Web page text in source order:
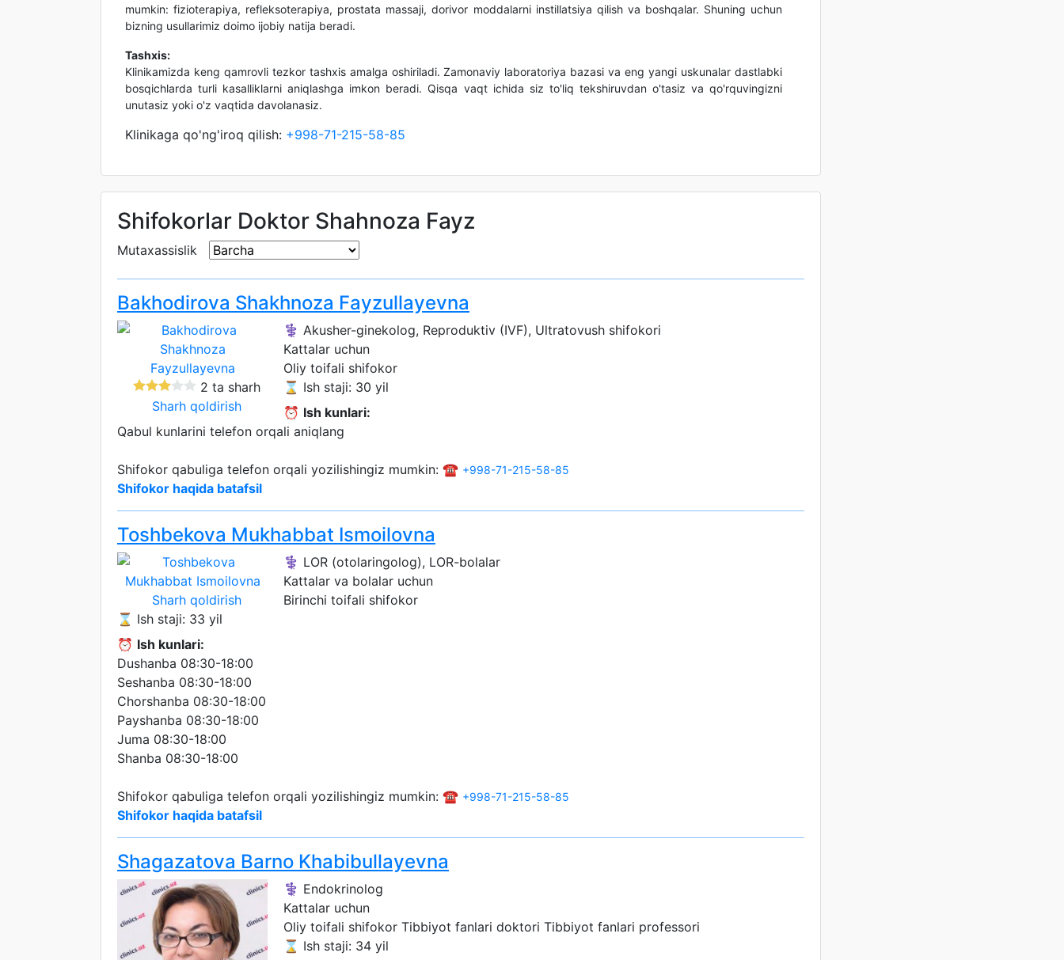
mumkin: fizioterapiya, refleksoterapiya, prostata massaji, dorivor moddalarni instillatsiya qilish va boshqalar. Shuning uchun
bizning usullarimiz doimo ijobiy natija beradi.
Tashxis:
Klinikamizda keng qamrovli tezkor tashxis amalga oshiriladi. Zamonaviy laboratoriya bazasi va eng yangi uskunalar dastlabki
bosqichlarda turli kasalliklarni aniqlashga imkon beradi. Qisqa vaqt ichida siz to'liq tekshiruvdan o'tasiz va qo'rquvingizni
unutasiz yoki o'z vaqtida davolanasiz.
Klinikaga qo'ng'iroq qilish: +998-71-215-58-85
Shifokorlar Doktor Shahnoza Fayz
Mutaxassislik
Bakhodirova Shakhnoza Fayzullayevna
2 ta sharh
Sharh qoldirish
⚕️ Akusher-ginekolog, Reproduktiv (IVF), Ultratovush shifokori
Kattalar uchun
Oliy toifali shifokor
⌛ Ish staji: 30 yil
⏰ Ish kunlari:
Qabul kunlarini telefon orqali aniqlang
Shifokor qabuliga telefon orqali yozilishingiz mumkin: ☎️ +998-71-215-58-85
Shifokor haqida batafsil
Toshbekova Mukhabbat Ismoilovna
Sharh qoldirish
⚕️ LOR (otolaringolog), LOR-bolalar
Kattalar va bolalar uchun
Birinchi toifali shifokor
⌛ Ish staji: 33 yil
⏰ Ish kunlari:
Dushanba 08:30-18:00
Seshanba 08:30-18:00
Chorshanba 08:30-18:00
Payshanba 08:30-18:00
Juma 08:30-18:00
Shanba 08:30-18:00
Shifokor qabuliga telefon orqali yozilishingiz mumkin: ☎️ +998-71-215-58-85
Shifokor haqida batafsil
Shagazatova Barno Khabibullayevna
⚕️ Endokrinolog
Kattalar uchun
Oliy toifali shifokor Tibbiyot fanlari doktori Tibbiyot fanlari professori
⌛ Ish staji: 34 yil